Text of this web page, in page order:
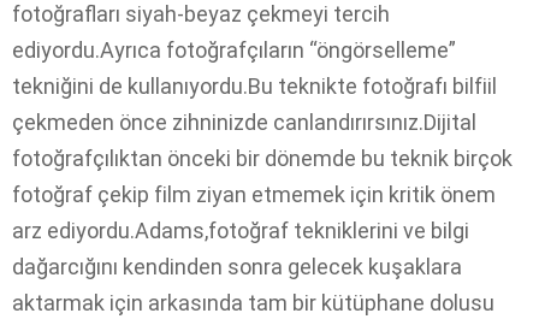
fotoğrafları siyah-beyaz çekmeyi tercih
ediyordu.Ayrıca fotoğrafçıların “öngörselleme”
tekniğini de kullanıyordu.Bu teknikte fotoğrafı bilfiil
çekmeden önce zihninizde canlandırırsınız.Dijital
fotoğrafçılıktan önceki bir dönemde bu teknik birçok
fotoğraf çekip film ziyan etmemek için kritik önem
arz ediyordu.Adams,fotoğraf tekniklerini ve bilgi
dağarcığını kendinden sonra gelecek kuşaklara
aktarmak için arkasında tam bir kütüphane dolusu